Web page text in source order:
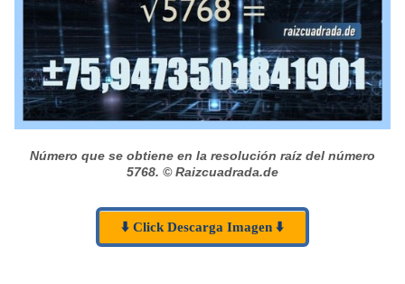
Número que se obtiene en la resolución raíz del número
5768. © Raizcuadrada.de
⬇️ Click Descarga Imagen ⬇️